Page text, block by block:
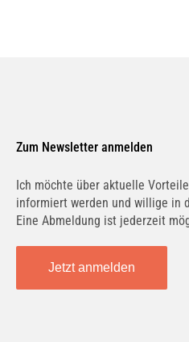
Zum Newsletter anmelden
Ich möchte über aktuelle
informiert werden und willige in
Eine Abmeldung ist jederzeit
Jetzt anmelden